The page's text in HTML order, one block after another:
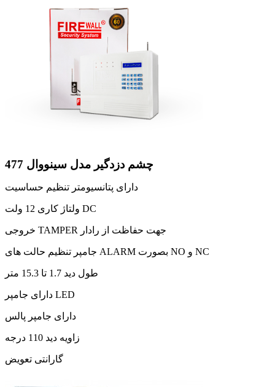
چشم دزدگیر مدل سینووال 477
دارای پتانسیومتر تنظیم حساسیت
ولتاژ کاری 12 ولت DC
خروجی TAMPER جهت حفاظت از رادار
جامپر تنظیم حالت های ALARM بصورت NO و NC
طول دید 1.7 تا 15.3 متر
دارای جامپر LED
دارای جامپر پالس
زاویه دید 110 درجه
گارانتی تعویض